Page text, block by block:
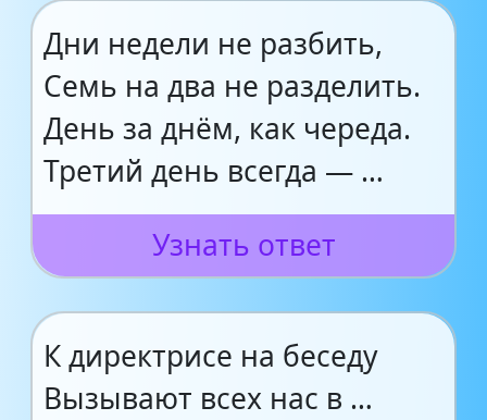
Дни недели не разбить,
Семь на два не разделить.
День за днём, как череда.
Третий день всегда — …
Узнать ответ
К директрисе на беседу
Вызывают всех нас в …